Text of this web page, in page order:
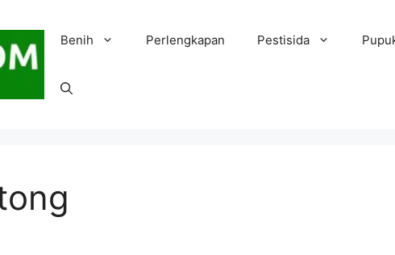
Benih Perlengkapan Pestisida